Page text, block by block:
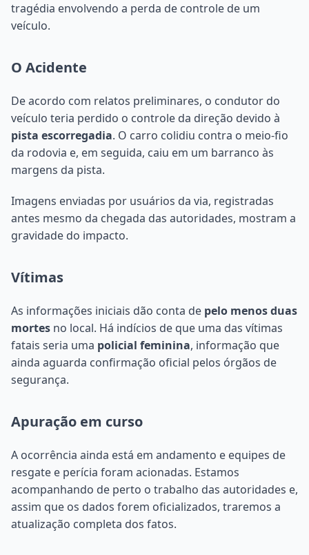
tragédia envolvendo a perda de controle de um
veículo.
O Acidente
De acordo com relatos preliminares, o condutor do
veículo teria perdido o controle da direção devido à
pista escorregadia. O carro colidiu contra o meio-fio
da rodovia e, em seguida, caiu em um barranco às
margens da pista.
Imagens enviadas por usuários da via, registradas
antes mesmo da chegada das autoridades, mostram a
gravidade do impacto.
Vítimas
As informações iniciais dão conta de pelo menos duas
mortes no local. Há indícios de que uma das vítimas
fatais seria uma policial feminina, informação que
ainda aguarda confirmação oficial pelos órgãos de
segurança.
Apuração em curso
A ocorrência ainda está em andamento e equipes de
resgate e perícia foram acionadas. Estamos
acompanhando de perto o trabalho das autoridades e,
assim que os dados forem oficializados, traremos a
atualização completa dos fatos.